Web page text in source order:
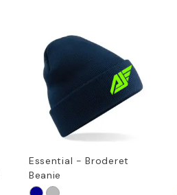
Essential - Broderet
Beanie